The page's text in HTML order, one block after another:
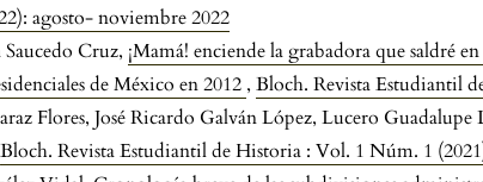
agosto- noviembre 2022
Cruz, ¡Mamá! enciende la grabadora que saldré
de México en 2012 ,Bloch. Revista Estudiantil
Flores, José Ricardo Galván López, Lucero
Bloch. Revista Estudiantil de Historia : Vol. 1 Núm. 1